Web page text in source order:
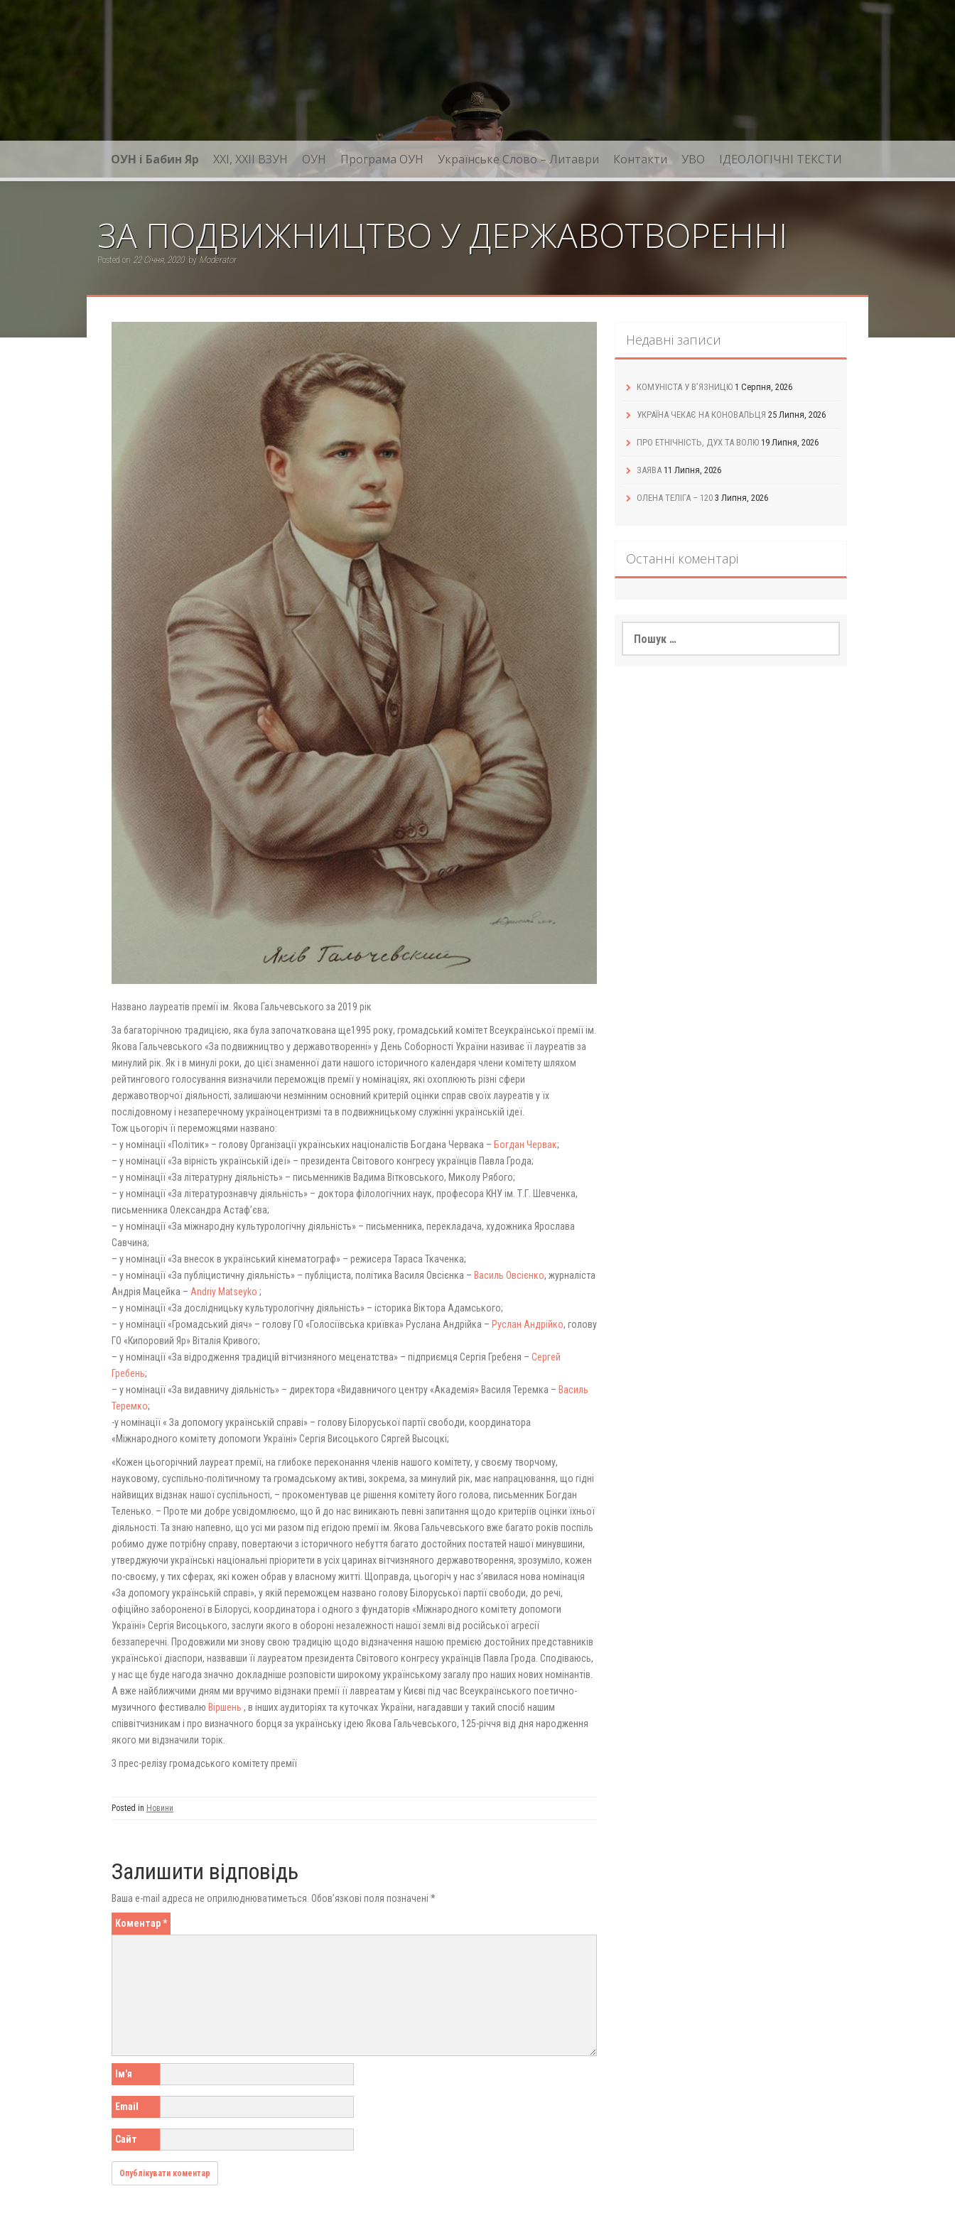
ОУН і Бабин Яр XXI, ХХІІ ВЗУН ОУН Програма ОУН Українське Слово – Литаври Контакти УВО ІДЕОЛОГІЧНІ ТЕКСТИ
ЗА ПОДВИЖНИЦТВО У ДЕРЖАВОТВОРЕННІ
Posted on 22 Січня, 2020 by Moderator
Названо лауреатів премії ім. Якова Гальчевського за 2019 рік
За багаторічною традицією, яка була започаткована ще1995 року, громадський комітет Всеукраїнської премії ім.
Якова Гальчевського «За подвижництво у державотворенні» у День Соборності України називає її лауреатів за
минулий рік. Як і в минулі роки, до цієї знаменної дати нашого історичного календаря члени комітету шляхом
рейтингового голосування визначили переможців премії у номінаціях, які охоплюють різні сфери
державотворчої діяльності, залишаючи незмінним основний критерій оцінки справ своїх лауреатів у їх
послідовному і незаперечному україноцентризмі та в подвижницькому служінні українській ідеї.
Тож цьогоріч її переможцями названо:
– у номінації «Політик» – голову Організації українських націоналістів Богдана Червака – Богдан Червак;
– у номінації «За вірність українській ідеї» – президента Світового конгресу українців Павла Грода;
– у номінації «За літературну діяльність» – письменників Вадима Вітковського, Миколу Рябого;
– у номінації «За літературознавчу діяльність» – доктора філологічних наук, професора КНУ ім. Т.Г. Шевченка,
письменника Олександра Астаф’єва;
– у номінації «За міжнародну культурологічну діяльність» – письменника, перекладача, художника Ярослава
Савчина;
– у номінації «За внесок в український кінематограф» – режисера Тараса Ткаченка;
– у номінації «За публіцистичну діяльність» – публіциста, політика Василя Овсієнка – Василь Овсієнко, журналіста
Андрія Мацейка – Andriy Matseyko ;
– у номінації «За дослідницьку культурологічну діяльність» – історика Віктора Адамського;
– у номінації «Громадський діяч» – голову ГО «Голосіївська криївка» Руслана Андрійка – Руслан Андрійко, голову
ГО «Кипоровий Яр» Віталія Кривого;
– у номінації «За відродження традицій вітчизняного меценатства» – підприємця Сергія Гребеня – Сергей
Гребень;
– у номінації «За видавничу діяльність» – директора «Видавничого центру «Академія» Василя Теремка – Василь
Теремко;
-у номінації « За допомогу українській справі» – голову Білоруської партії свободи, координатора
«Міжнародного комітету допомоги Україні» Сергія Висоцького Сяргей Высоцкі;
«Кожен цьогорічний лауреат премії, на глибоке переконання членів нашого комітету, у своєму творчому,
науковому, суспільно-політичному та громадському активі, зокрема, за минулий рік, має напрацювання, що гідні
найвищих відзнак нашої суспільності, – прокоментував це рішення комітету його голова, письменник Богдан
Теленько. – Проте ми добре усвідомлюємо, що й до нас виникають певні запитання щодо критеріїв оцінки їхньої
діяльності. Та знаю напевно, що усі ми разом під егідою премії ім. Якова Гальчевського вже багато років поспіль
робимо дуже потрібну справу, повертаючи з історичного небуття багато достойних постатей нашої минувшини,
утверджуючи українські національні пріоритети в усіх царинах вітчизняного державотворення, зрозуміло, кожен
по-своєму, у тих сферах, які кожен обрав у власному житті. Щоправда, цьогоріч у нас з’явилася нова номінація
«За допомогу українській справі», у якій переможцем названо голову Білоруської партії свободи, до речі,
офіційно забороненої в Білорусі, координатора і одного з фундаторів «Міжнародного комітету допомоги
Україні» Сергія Висоцького, заслуги якого в обороні незалежності нашої землі від російської агресії
беззаперечні. Продовжили ми знову свою традицію щодо відзначення нашою премією достойних представників
української діаспори, назвавши її лауреатом президента Світового конгресу українців Павла Грода. Сподіваюсь,
у нас ще буде нагода значно докладніше розповісти широкому українському загалу про наших нових номінантів.
А вже найближчими дням ми вручимо відзнаки премії її лавреатам у Києві під час Всеукраїнського поетично-
музичного фестивалю Віршень , в інших аудиторіях та куточках України, нагадавши у такий спосіб нашим
співвітчизникам і про визначного борця за українську ідею Якова Гальчевського, 125-річчя від дня народження
якого ми відзначили торік.
З прес-релізу громадського комітету премії
Posted in Новини
Залишити відповідь
Ваша e-mail адреса не оприлюднюватиметься. Обов’язкові поля позначені *
Коментар*
Ім'я
Email
Сайт
Недавні записи
КОМУНІСТА У В’ЯЗНИЦЮ 1 Серпня, 2026
УКРАЇНА ЧЕКАЄ НА КОНОВАЛЬЦЯ 25 Липня, 2026
ПРО ЕТНІЧНІСТЬ, ДУХ ТА ВОЛЮ 19 Липня, 2026
ЗАЯВА 11 Липня, 2026
ОЛЕНА ТЕЛІГА – 120 3 Липня, 2026
Останні коментарі